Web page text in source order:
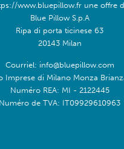
www.bluepillow.fr une offre
Blue Pillow S.p.A
Ripa di porta ticinese 63
20143 Milan
Courriel: info@bluepillow.com
Imprese di Milano Monza
Numéro REA: MI - 2122445
Numéro de TVA: IT09929610963